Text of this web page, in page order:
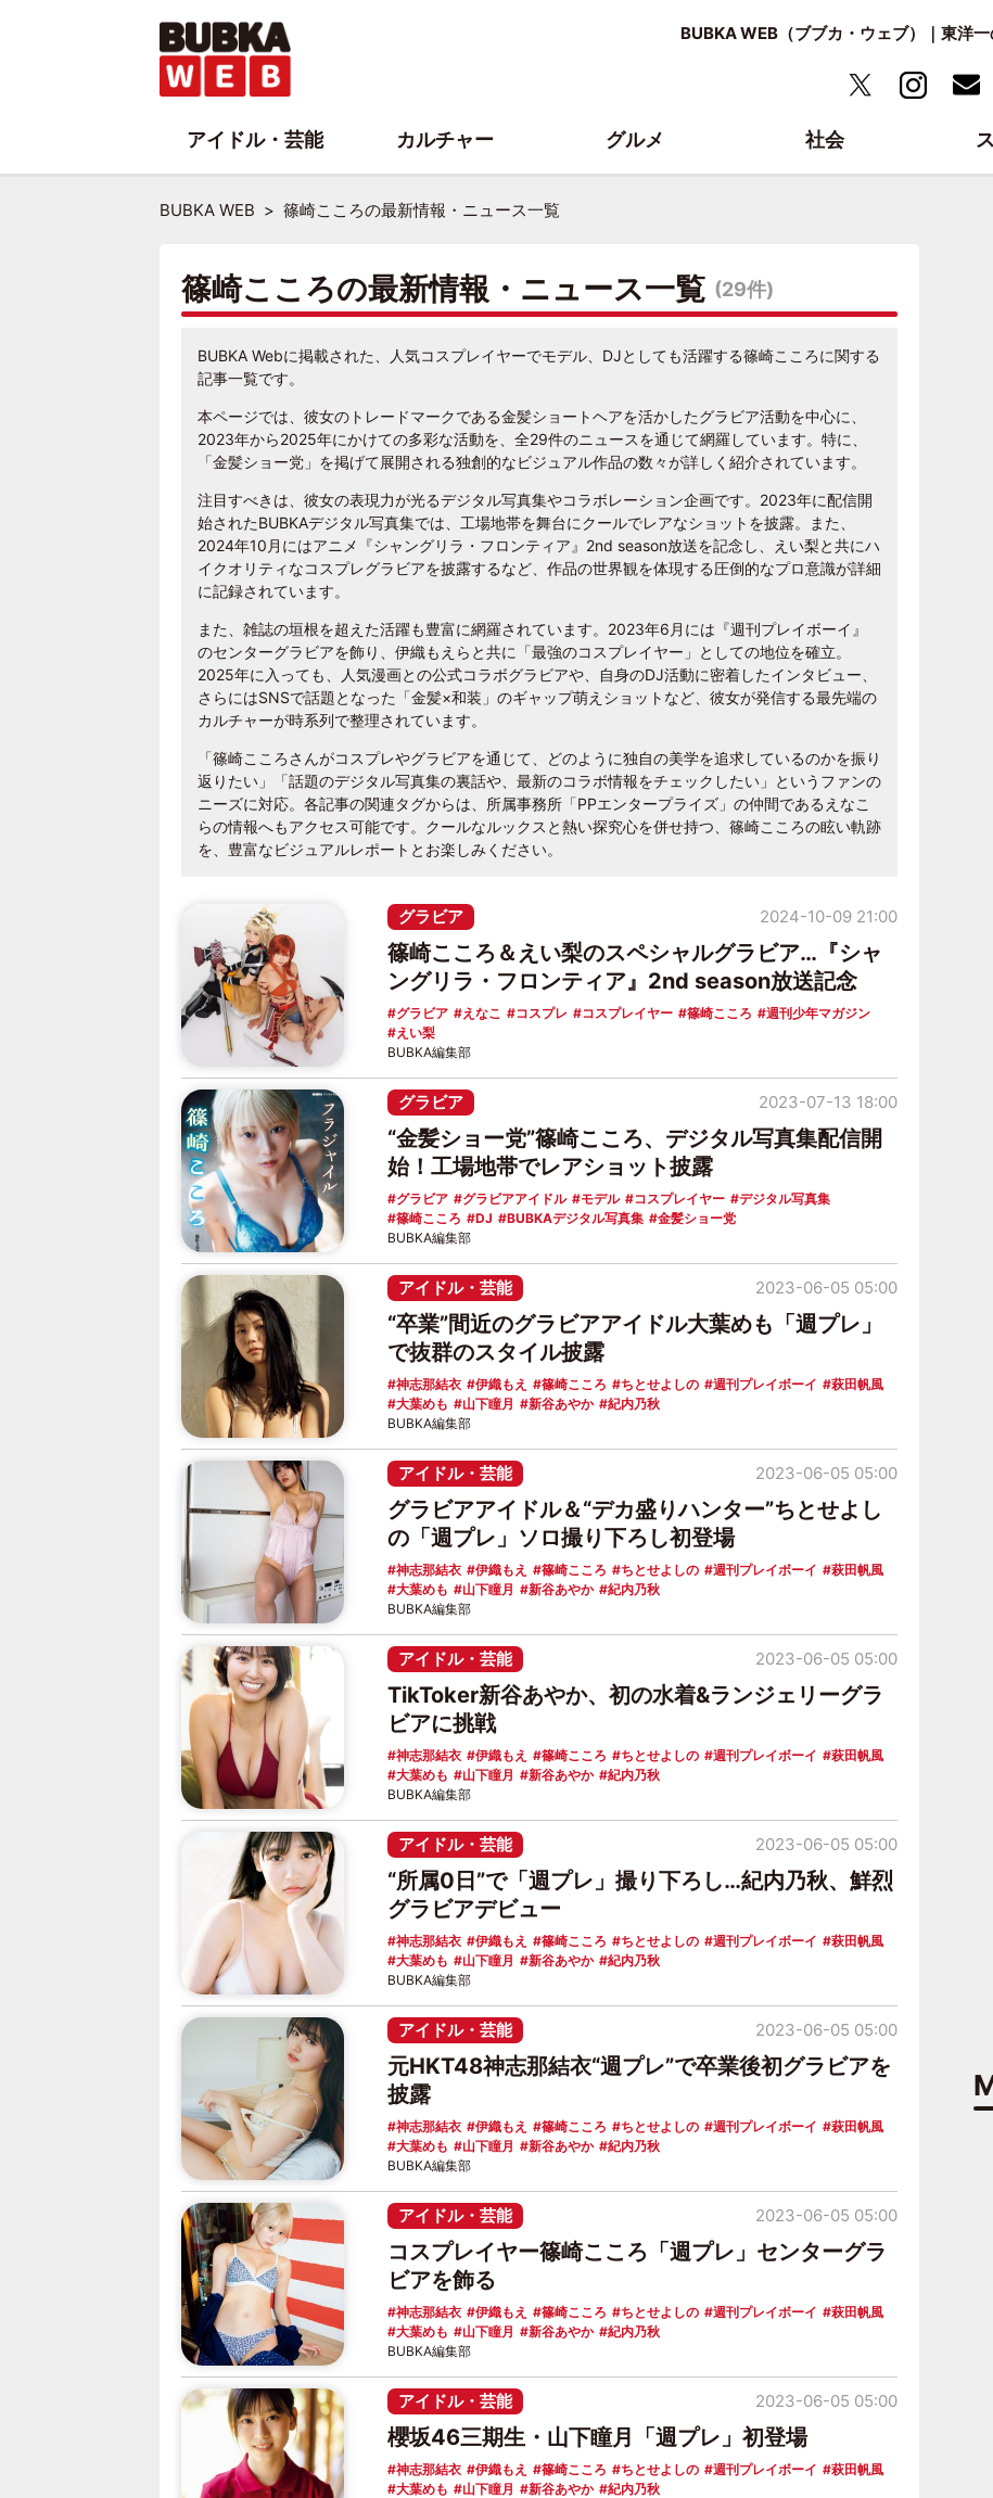
BUBKA WEB（ブブカ・ウェブ）｜東洋
BUBKA WEB 篠崎こころの最新情報・ニュース一覧
篠崎こころの最新情報・ニュース一覧 (29件)
BUBKA Webに掲載された、人気コスプレイヤーでモデル、DJとしても活躍する篠崎こころに関する
記事一覧です。
本ページでは、彼女のトレードマークである金髪ショートヘアを活かしたグラビア活動を中心に、
2023年から2025年にかけての多彩な活動を、全29件のニュースを通じて網羅しています。特に、
「金髪ショー党」を掲げて展開される独創的なビジュアル作品の数々が詳しく紹介されています。
注目すべきは、彼女の表現力が光るデジタル写真集やコラボレーション企画です。2023年に配信開
始されたBUBKAデジタル写真集では、工場地帯を舞台にクールでレアなショットを披露。また、
2024年10月にはアニメ『シャングリラ・フロンティア』2nd season放送を記念し、えい梨と共にハ
イクオリティなコスプレグラビアを披露するなど、作品の世界観を体現する圧倒的なプロ意識が詳細
に記録されています。
また、雑誌の垣根を超えた活躍も豊富に網羅されています。2023年6月には『週刊プレイボーイ』
のセンターグラビアを飾り、伊織もえらと共に「最強のコスプレイヤー」としての地位を確立。
2025年に入っても、人気漫画との公式コラボグラビアや、自身のDJ活動に密着したインタビュー、
さらにはSNSで話題となった「金髪×和装」のギャップ萌えショットなど、彼女が発信する最先端の
カルチャーが時系列で整理されています。
「篠崎こころさんがコスプレやグラビアを通じて、どのように独自の美学を追求しているのかを振り
返りたい」「話題のデジタル写真集の裏話や、最新のコラボ情報をチェックしたい」というファンの
ニーズに対応。各記事の関連タグからは、所属事務所「PPエンタープライズ」の仲間であるえなこ
らの情報へもアクセス可能です。クールなルックスと熱い探究心を併せ持つ、篠崎こころの眩い軌跡
を、豊富なビジュアルレポートとお楽しみください。
グラビア
篠崎こころ＆えい梨のスペシャルグラビア…『シャ
ングリラ・フロンティア』2nd season放送記念
グラビア えなこ コスプレ コスプレイヤー 篠崎こころ
週刊少年マガジン
えい梨
2024-10-09 21:00
BUBKA編集部
グラビア
“金髪ショー党”篠崎こころ、デジタル写真集配信開
始！工場地帯でレアショット披露
グラビア グラビアアイドル モデル コスプレイヤー
デジタル写真集
篠崎こころ
DJ BUBKAデジタル写真集 金髪ショー党
2023-07-13 18:00
BUBKA編集部
アイドル・芸能
“卒業”間近のグラビアアイドル大葉めも「週プレ」
で抜群のスタイル披露
神志那結衣 伊織もえ 篠崎こころ ちとせよしの 週刊プレイボーイ
萩田帆風
大葉めも
山下瞳月 新谷あやか 紀内乃秋
2023-06-05 05:00
BUBKA編集部
アイドル・芸能
グラビアアイドル＆“デカ盛りハンター”ちとせよし
の「週プレ」ソロ撮り下ろし初登場
神志那結衣 伊織もえ 篠崎こころ ちとせよしの 週刊プレイボーイ
萩田帆風
大葉めも
山下瞳月 新谷あやか 紀内乃秋
2023-06-05 05:00
BUBKA編集部
アイドル・芸能
TikToker新谷あやか、初の水着&ランジェリーグラ
ビアに挑戦
神志那結衣 伊織もえ 篠崎こころ ちとせよしの 週刊プレイボーイ
萩田帆風
大葉めも
山下瞳月 新谷あやか 紀内乃秋
2023-06-05 05:00
BUBKA編集部
アイドル・芸能
“所属0日”で「週プレ」撮り下ろし…紀内乃秋、鮮烈
グラビアデビュー
神志那結衣 伊織もえ 篠崎こころ ちとせよしの 週刊プレイボーイ
萩田帆風
大葉めも
山下瞳月 新谷あやか 紀内乃秋
2023-06-05 05:00
BUBKA編集部
アイドル・芸能
元HKT48神志那結衣“週プレ”で卒業後初グラビアを
披露
神志那結衣 伊織もえ 篠崎こころ ちとせよしの 週刊プレイボーイ
萩田帆風
大葉めも
山下瞳月 新谷あやか 紀内乃秋
2023-06-05 05:00
BUBKA編集部
アイドル・芸能
コスプレイヤー篠崎こころ「週プレ」センターグラ
ビアを飾る
神志那結衣 伊織もえ 篠崎こころ ちとせよしの 週刊プレイボーイ
萩田帆風
大葉めも
山下瞳月 新谷あやか 紀内乃秋
2023-06-05 05:00
BUBKA編集部
アイドル・芸能
櫻坂46三期生・山下瞳月「週プレ」初登場
神志那結衣 伊織もえ 篠崎こころ ちとせよしの 週刊プレイボーイ
萩田帆風
大葉めも
山下瞳月 新谷あやか 紀内乃秋
2023-06-05 05:00
アイドル・芸能 カルチャー グルメ 社会